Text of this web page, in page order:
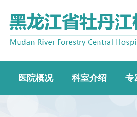
医院概况 科室介绍 专